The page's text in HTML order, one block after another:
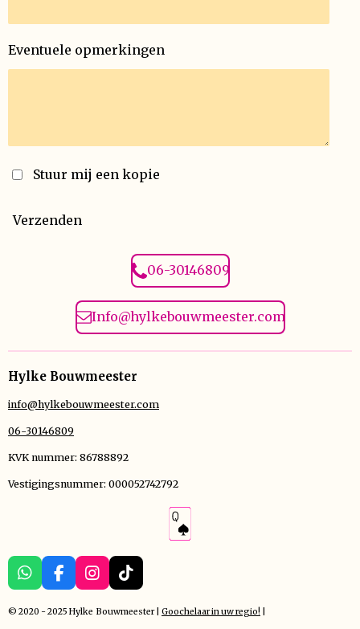
Eventuele opmerkingen
Stuur mij een kopie
Verzenden
06-30146809
Info@hylkebouwmeester.com
Hylke Bouwmeester
info@hylkebouwmeester.com
06-30146809
KVK nummer: 86788892
Vestigingsnummer: 000052742792
W
h
a
F
a
c
I
n
s
T
i
k
© 2020 - 2025 Hylke Bouwmeester | Goochelaar in uw regio!